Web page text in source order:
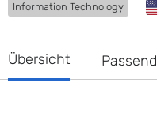
Information Technology
Übersicht